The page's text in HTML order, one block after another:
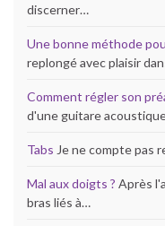
discerner…
Une bonne méthode
replongé avec plaisir
Comment régler son
d'une guitare
Tabs Je ne compte pas
Mal aux doigts ? Après
bras liés à…